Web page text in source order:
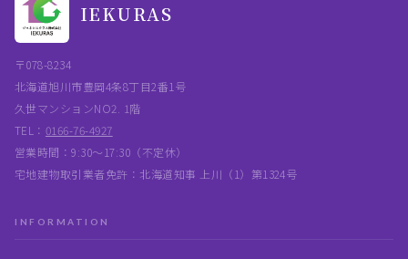
IEKURAS
〒078-8234
北海道旭川市豊岡4条8丁目2番1号
久世マンションNO2. 1階
TEL： 0166-76-4927
営業時間：9:30〜17:30（不定休）
宅地建物取引業者免許：北海道知事 上川（1）第1324号
INFORMATION